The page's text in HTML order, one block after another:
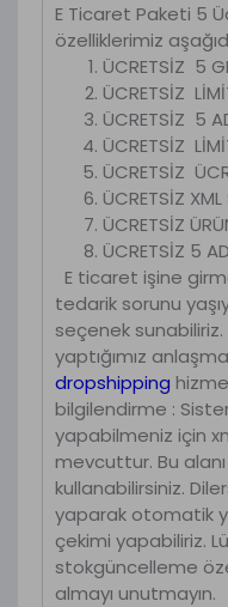
E Ticaret Paketi 5
özelliklerimiz
ÜCRETSİZ 5
ÜCRETSİZ
ÜCRETSİZ 5
ÜCRETSİZ
ÜCRETSİZ
ÜCRETSİZ XML
ÜCRETSİZ
ÜCRETSİZ 5
E ticaret işine
tedarik sorunu
seçenek
yaptığımız
dropshipping
bilgilendirme :
yapabilmeniz için
mevcuttur. Bu
kullanabilirsiniz.
yaparak otomatik
çekimi yapabiliriz.
stokgüncelleme
almayı unutmayın.